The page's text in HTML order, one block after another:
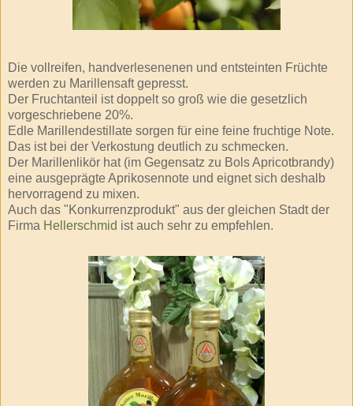
Die vollreifen, handverlesenenen und entsteinten Früchte
werden zu Marillensaftgepresst.
Der Fruchtanteil ist doppelt so groß wie die gesetzlich
vorgeschriebene 20%.
Edle Marillendestillate sorgen für eine feine fruchtige Note.
Das ist bei der Verkostung deutlich zu schmecken.
Der Marillenlikör hat (im Gegensatz zu BolsApricotbrandy)
eine ausgeprägte Aprikosennote und eignet sich deshalb
hervorragend zu mixen.
Auch das "Konkurrenzprodukt" aus der gleichen Stadt der
Firma Hellerschmid ist auch sehr zu empfehlen.